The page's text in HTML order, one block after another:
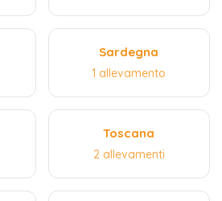
Sardegna
1 allevamento
Toscana
2 allevamenti